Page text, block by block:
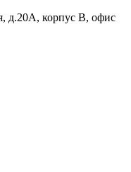
д.20А, корпус В, офис